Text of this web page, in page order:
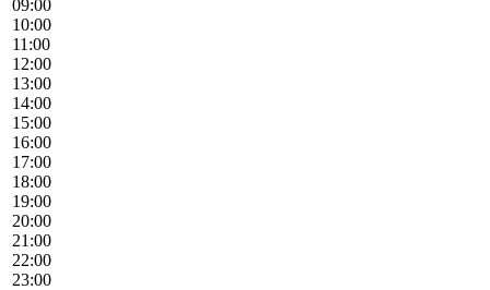
09:00
10:00
11:00
12:00
13:00
14:00
15:00
16:00
17:00
18:00
19:00
20:00
21:00
22:00
23:00